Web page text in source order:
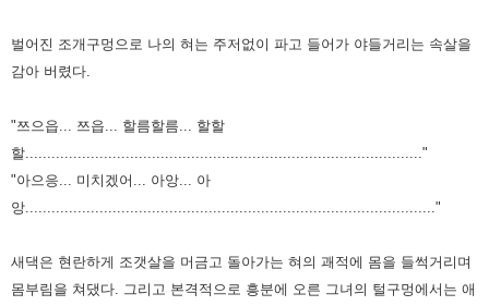
벌어진 조개구멍으로 나의 혀는 주저없이 파고 들어가 야들거리는 속살을
감아 버렸다.
"쯔으읍... 쯔읍... 할름할름... 할할
할..........................................................................................."
"아으응... 미치겠어... 아앙... 아
앙.............................................................................................."
새댁은 현란하게 조갯살을 머금고 돌아가는 혀의 괘적에 몸을 들썩거리며
몸부림을 쳐댔다. 그리고 본격적으로 흥분에 오른 그녀의 털구멍에서는 애